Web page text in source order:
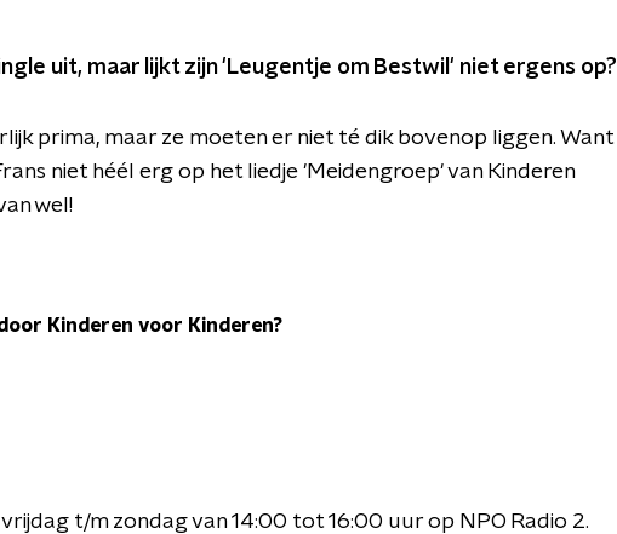
uit, maar lijkt zijn 'Leugentje om Bestwil' niet ergens op?
prima, maar ze moeten er niet té dik bovenop liggen. Want
niet héél erg op het liedje 'Meidengroep' van Kinderen
wel!
Kinderen voor Kinderen?
t/m zondag van 14:00 tot 16:00 uur op NPO Radio 2.